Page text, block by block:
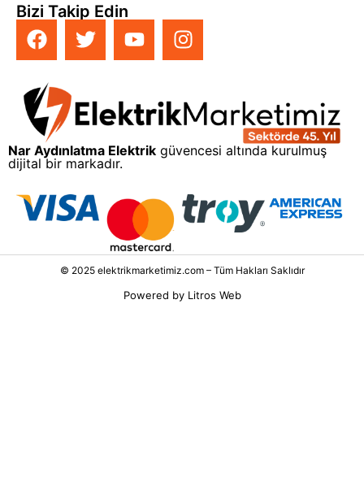
Bizi Takip Edin
Nar Aydınlatma Elektrik güvencesi altında kurulmuş
dijital bir markadır.
© 2025 elektrikmarketimiz.com – Tüm Hakları Saklıdır
Powered by Litros Web